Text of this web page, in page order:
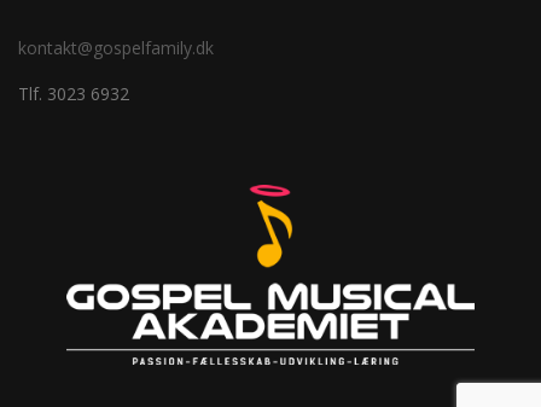
kontakt@gospelfamily.dk
Tlf. 3023 6932